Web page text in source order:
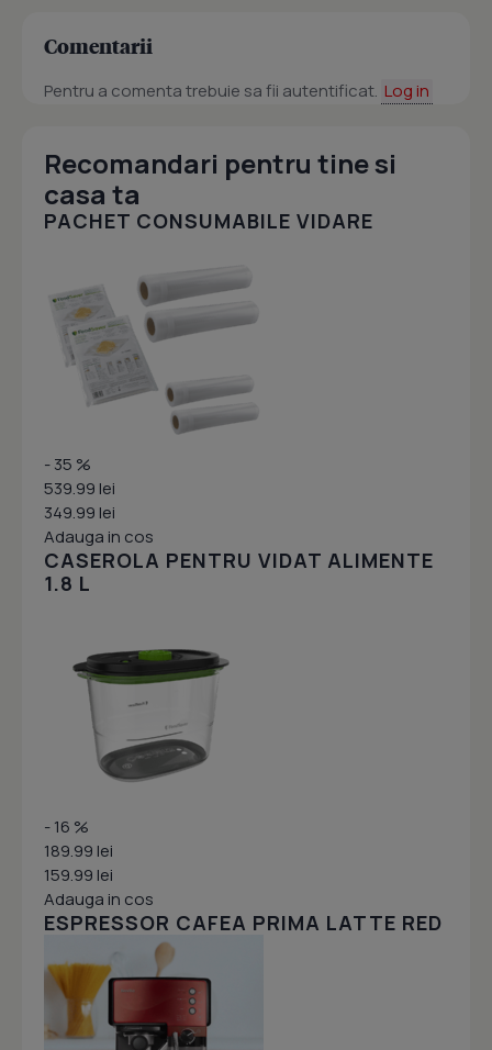
Comentarii
Pentru a comenta trebuie sa fii autentificat. Log in
Recomandari pentru tine si
casa ta
PACHET CONSUMABILE VIDARE
- 35 %
539.99 lei
349.99 lei
Adauga in cos
CASEROLA PENTRU VIDAT ALIMENTE
1.8 L
- 16 %
189.99 lei
159.99 lei
Adauga in cos
ESPRESSOR CAFEA PRIMA LATTE RED